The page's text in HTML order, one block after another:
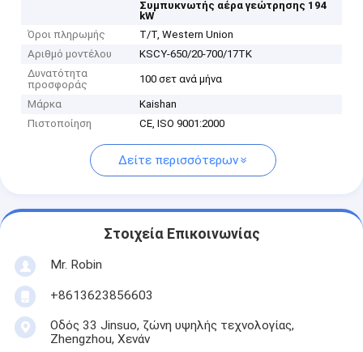
Συμπυκνωτής αέρα γεώτρησης 194
kW
Όροι πληρωμής
T/T, Western Union
Αριθμό μοντέλου
KSCY-650/20-700/17TK
Δυνατότητα
προσφοράς
100 σετ ανά μήνα
Μάρκα
Kaishan
Πιστοποίηση
CE, ISO 9001:2000
Δείτε περισσότερων
Στοιχεία Επικοινωνίας
Mr. Robin
+8613623856603
Οδός 33 Jinsuo, ζώνη υψηλής τεχνολογίας,
Zhengzhou, Χενάν